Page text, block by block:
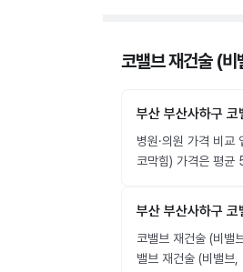
코밸브 재건술 (비
부산 부산사하구
병원·의원 가격 비교
코막힘) 가격은 평
부산 부산사하구
코밸브 재건술 (비밸
밸브 재건술 (비밸브